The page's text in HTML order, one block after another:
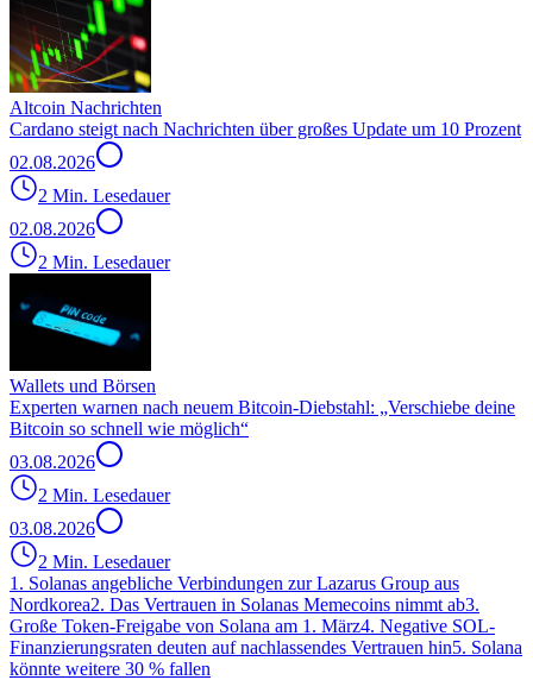
Altcoin Nachrichten
Cardano steigt nach Nachrichten über großes Update um 10 Prozent
02.08.2026
2 Min. Lesedauer
02.08.2026
2 Min. Lesedauer
Wallets und Börsen
Experten warnen nach neuem Bitcoin-Diebstahl: „Verschiebe deine
Bitcoin so schnell wie möglich“
03.08.2026
2 Min. Lesedauer
03.08.2026
2 Min. Lesedauer
1. Solanas angebliche Verbindungen zur Lazarus Group aus
Nordkorea2. Das Vertrauen in Solanas Memecoins nimmt ab3.
Große Token-Freigabe von Solana am 1. März4. Negative SOL-
Finanzierungsraten deuten auf nachlassendes Vertrauen hin5. Solana
könnte weitere 30 % fallen